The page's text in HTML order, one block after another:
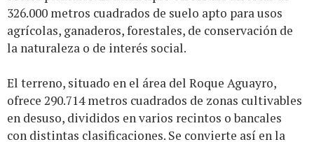
326.000 metros cuadrados de suelo apto para usos
agrícolas, ganaderos, forestales, de conservación de
la naturaleza o de interés social.
El terreno, situado en el área del Roque Aguayro,
ofrece 290.714 metros cuadrados de zonas cultivables
en desuso, divididos en varios recintos o bancales
con distintas clasificaciones. Se convierte así en la